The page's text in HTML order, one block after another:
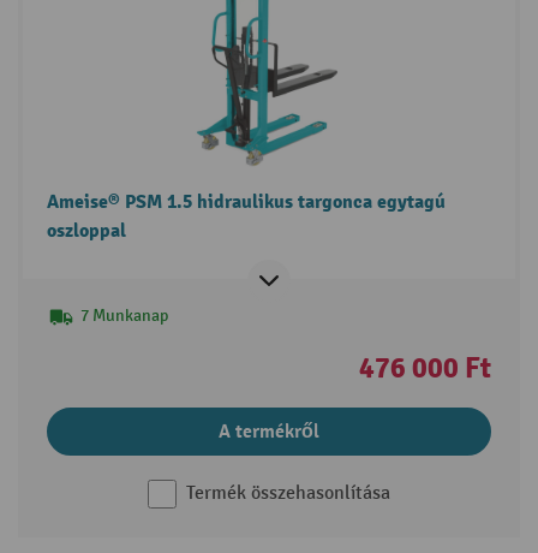
Ameise® PSM 1.5 hidraulikus targonca egytagú
oszloppal
7 Munkanap
476 000 Ft
A termékről
Termék összehasonlítása